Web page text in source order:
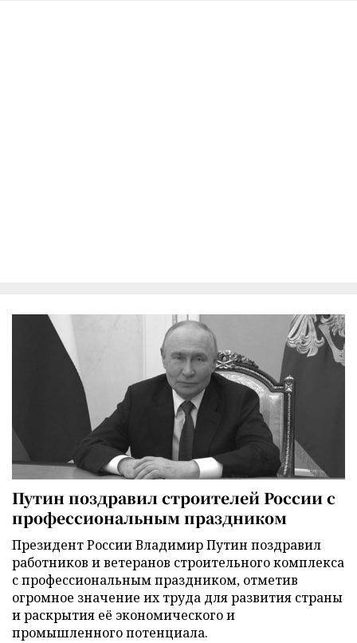
Путин поздравил строителей России с
профессиональным праздником
Президент России Владимир Путин поздравил
работников и ветеранов строительного комплекса
с профессиональным праздником, отметив
огромное значение их труда для развития страны
и раскрытия её экономического и
промышленного потенциала.